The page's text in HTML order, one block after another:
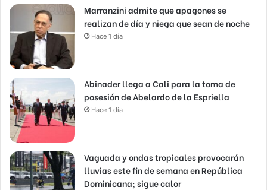
Marranzini admite que apagones se
realizan de día y niega que sean de noche
Hace 1 día
Abinader llega a Cali para la toma de
posesión de Abelardo de la Espriella
Hace 1 día
Vaguada y ondas tropicales provocarán
lluvias este fin de semana en República
Dominicana; sigue calor